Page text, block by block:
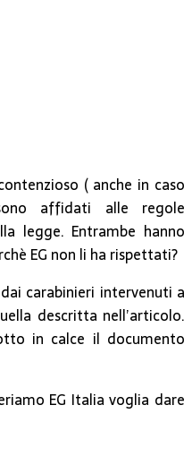
( anche in caso
affidati alle regole
legge. Entrambe hanno
EG non li ha rispettati?
carabinieri intervenuti a
descritta nell’articolo.
in calce il documento
EG Italia voglia dare